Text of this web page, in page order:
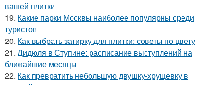
вашей плитки
19. Какие парки Москвы наиболее популярны среди
туристов
20. Как выбрать затирку для плитки: советы по цвету
21. Дидюля в Ступине: расписание выступлений на
ближайшие месяцы
22. Как превратить небольшую двушку-хрущевку в